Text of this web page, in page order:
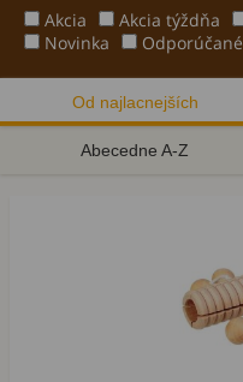
Akcia Akcia týždňa
Novinka
Odporúčané
Od najlacnejších
Abecedne A-Z